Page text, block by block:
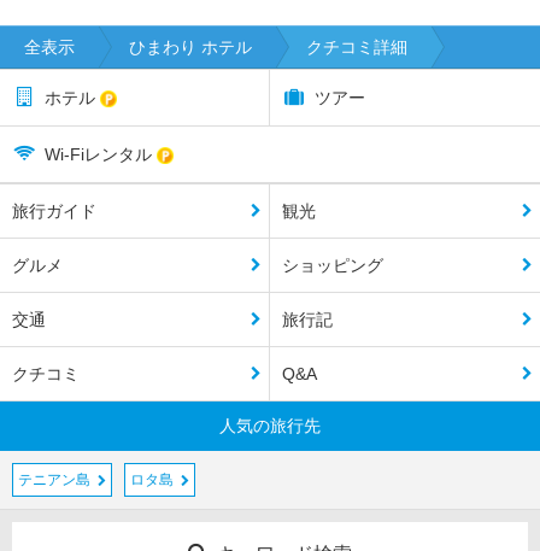
全表示 ひまわり ホテル クチコミ詳細
ホテル ツアー
Wi-Fiレンタル
旅行ガイド 観光
グルメ ショッピング
交通 旅行記
クチコミ Q&A
人気の旅行先
テニアン島 ロタ島